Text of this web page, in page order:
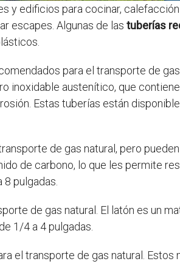
y edificios para cocinar,
escapes. Algunas de las tuberías
para el transporte de
inoxidable austenítico, que
Estas tuberías están
de gas natural, pero
de carbono, lo que les permite
pulgadas.
de gas natural. El latón es un
1/4 a 4 pulgadas.
el transporte de gas natural. Estos